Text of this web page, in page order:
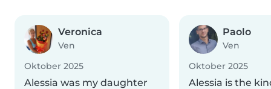
Veronica
Ven
Oktober 2025
Alessia was my daughter
Paolo
Ven
Oktober 2025
Alessia is the